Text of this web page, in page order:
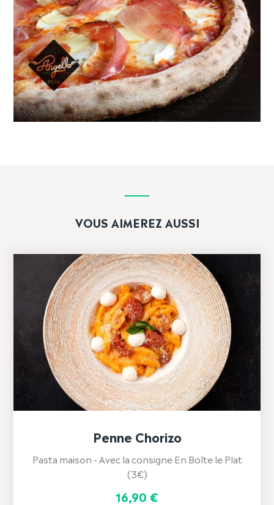
VOUS AIMEREZ AUSSI
Penne Chorizo
Pasta maison - Avec la consigne En Boîte le Plat
(3€)
16,90 €